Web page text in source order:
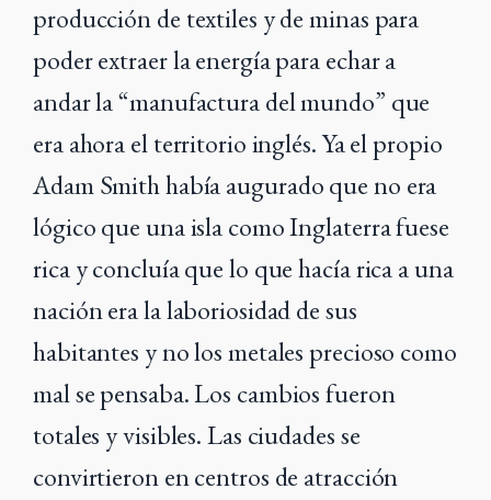
producción de textiles y de minas para
poder extraer la energía para echar a
andar la “manufactura del mundo” que
era ahora el territorio inglés. Ya el propio
Adam Smith había augurado que no era
lógico que una isla como Inglaterra fuese
rica y concluía que lo que hacía rica a una
nación era la laboriosidad de sus
habitantes y no los metales precioso como
mal se pensaba. Los cambios fueron
totales y visibles. Las ciudades se
convirtieron en centros de atracción